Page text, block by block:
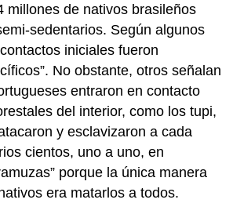
millones de nativos brasileños
sedentarios. Según algunos
iniciales fueron
No obstante, otros señalan
entraron en contacto
del interior, como los tupi,
y esclavizaron a cada
cientos, uno a uno, en
porque la única manera
era matarlos a todos.